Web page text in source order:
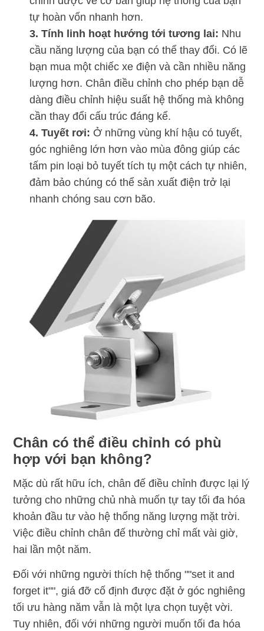
tự hoàn vốn nhanh hơn.
3. Tính linh hoạt hướng tới tương lai: Nhu
cầu năng lượng của bạn có thể thay đổi. Có lẽ
bạn mua một chiếc xe điện và cần nhiều năng
lượng hơn. Chân điều chỉnh cho phép bạn dễ
dàng điều chỉnh hiệu suất hệ thống mà không
cần thay đổi cấu trúc đáng kể.
4. Tuyết rơi: Ở những vùng khí hậu có tuyết,
góc nghiêng lớn hơn vào mùa đông giúp các
tấm pin loại bỏ tuyết tích tụ một cách tự nhiên,
đảm bảo chúng có thể sản xuất điện trở lại
nhanh chóng sau cơn bão.
Chân có thể điều chỉnh có phù
hợp với bạn không?
Mặc dù rất hữu ích, chân đế điều chỉnh được lại lý
tưởng cho những chủ nhà muốn tự tay tối đa hóa
khoản đầu tư vào hệ thống năng lượng mặt trời.
Việc điều chỉnh chân đế thường chỉ mất vài giờ,
hai lần một năm.
Đối với những người thích hệ thống ""set it and
forget it"", giá đỡ cố định được đặt ở góc nghiêng
tối ưu hàng năm vẫn là một lựa chọn tuyệt vời.
Tuy nhiên, đối với những người muốn tối đa hóa